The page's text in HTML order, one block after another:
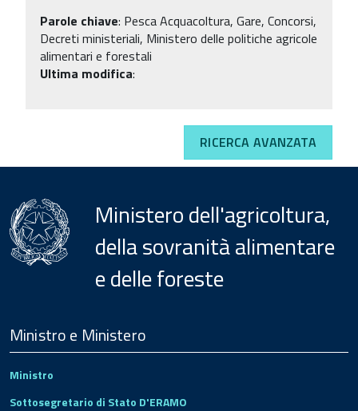
Parole chiave: Pesca Acquacoltura, Gare, Concorsi,
Decreti ministeriali, Ministero delle politiche agricole
alimentari e forestali
Ultima modifica:
RICERCA AVANZATA
Ministero dell'agricoltura,
della sovranità alimentare
e delle foreste
Footer
Ministro e Ministero
Ministro
Sottosegretario di Stato D'ERAMO